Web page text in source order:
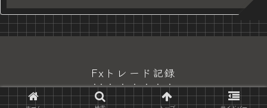
Fxトレード記録
© 2022 Fxトレード記録.